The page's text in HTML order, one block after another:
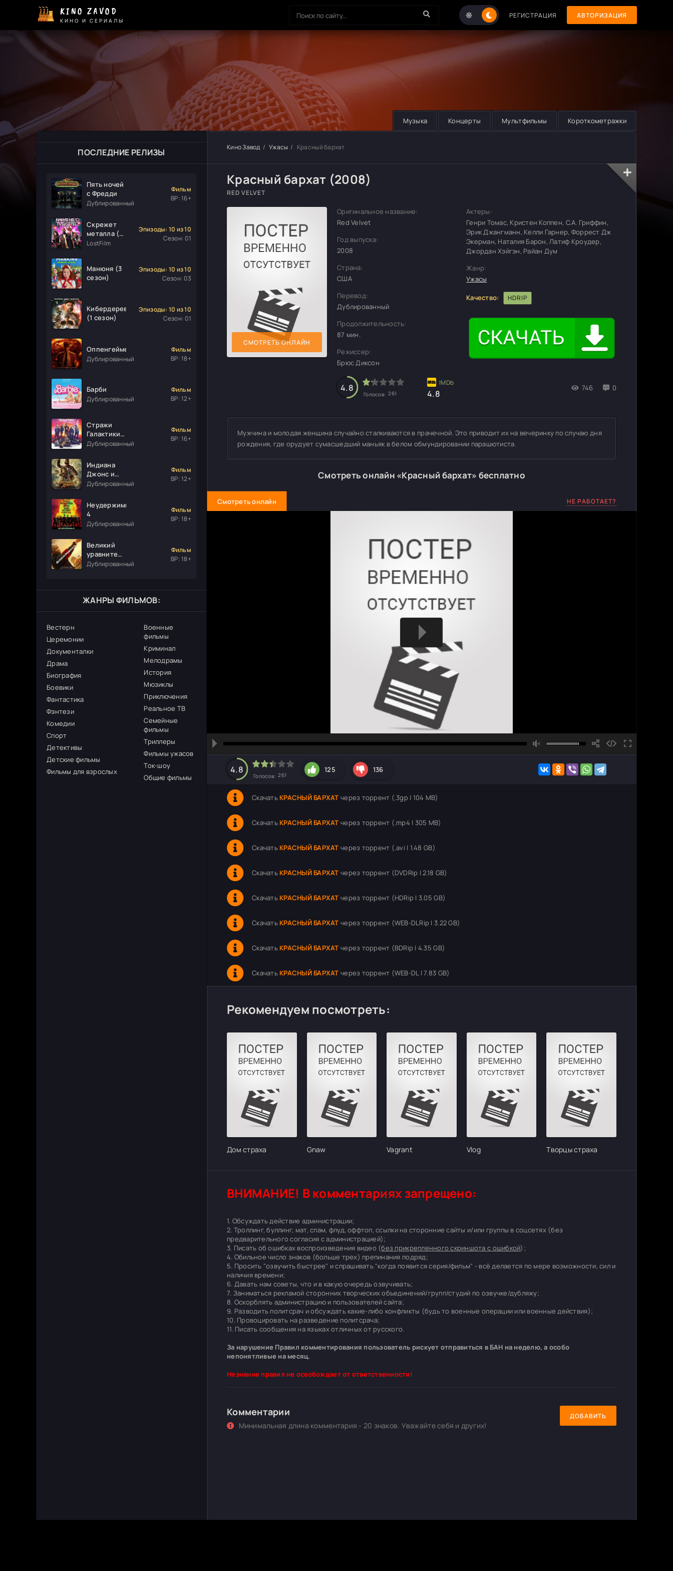
KINO ZAVOD
КИНО И СЕРИАЛЫ
РЕГИСТРАЦИЯ АВТОРИЗАЦИЯ
Музыка Концерты Мультфильмы Короткометражки
ПОСЛЕДНИЕ РЕЛИЗЫ
Пять ночей
с Фредди
Дублированный
Фильм
ВР: 16+
Скрежет
металла (1
сезон)
LostFilm
Эпизоды: 10 из 10
Сезон: 01
Манюня (3
сезон)
Эпизоды: 10 из 10
Сезон: 03
Кибердеревня
(1 сезон)
Эпизоды: 10 из 10
Сезон: 01
Оппенгеймер
Дублированный
Фильм
ВР: 18+
Барби
Дублированный
Фильм
ВР: 12+
Стражи
Галактики.
Часть 3
Дублированный
Фильм
ВР: 16+
Индиана
Джонс и
колесо
Дублированный
Фильм
ВР: 12+
Неудержимые
4
Дублированный
Фильм
ВР: 18+
Великий
уравнитель
3
Дублированный
Фильм
ВР: 18+
ЖАНРЫ ФИЛЬМОВ:
Вестерн
Церемонии
Документалки
Драма
Биография
Боевики
Фантастика
Фэнтези
Комедии
Спорт
Детективы
Детские фильмы
Фильмы для взрослых
Военные
фильмы
Криминал
Мелодрамы
История
Мюзиклы
Приключения
Реальное ТВ
Семейные
фильмы
Триллеры
Фильмы ужасов
Ток-шоу
Общие фильмы
Кино Завод Ужасы Красный бархат
Красный бархат (2008)
RED VELVET
СМОТРЕТЬ ОНЛАЙН
Оригинальное название:
Red Velvet
Год выпуска:
2008
Страна:
США
Перевод:
Дублированный
Продолжительность:
87 мин.
Режиссер:
Брюс Диксон
4.8
Голосов: 261 4.8
746 0
Актеры:
Генри Томас, Кристен Коппен, С.А. Гриффин,
Эрик Джангманн, Келли Гарнер, Форрест Дж
Экерман, Наталия Барон, Латиф Кроудер,
Джордан Хэйгэн, Райан Дум
Жанр:
Ужасы
Качество: HDRIP
Мужчина и молодая женщина случайно сталкиваются в прачечной. Это приводит их на вечеринку по случаю дня
рождения, где орудует сумасшедший маньяк в белом обмундировании парашютиста.
Смотреть онлайн «Красный бархат» бесплатно
Смотреть онлайн НЕ РАБОТАЕТ?
hd2160
hd1440
highres
hd1080
hd720
large
medium
small
tiny
4.8
Голосов: 261
125 136
Скачать КРАСНЫЙ БАРХАТ через торрент (.3gp | 104 MB)
Скачать КРАСНЫЙ БАРХАТ через торрент (.mp4 | 305 MB)
Скачать КРАСНЫЙ БАРХАТ через торрент (.avi | 1.48 GB)
Скачать КРАСНЫЙ БАРХАТ через торрент (DVDRip | 2.18 GB)
Скачать КРАСНЫЙ БАРХАТ через торрент (HDRip | 3.05 GB)
Скачать КРАСНЫЙ БАРХАТ через торрент (WEB-DLRip | 3.22 GB)
Скачать КРАСНЫЙ БАРХАТ через торрент (BDRip | 4.35 GB)
Скачать КРАСНЫЙ БАРХАТ через торрент (WEB-DL | 7.83 GB)
Рекомендуем посмотреть:
Дом страха Gnaw Vagrant Vlog Творцы страха
ВНИМАНИЕ! В комментариях запрещено:
1. Обсуждать действие администрации;
2. Троллинг, буллинг, мат, спам, флуд, оффтоп, ссылки на сторонние сайты и/или группы в соцсетях (без
предварительного согласия с администрацией);
3. Писать об ошибках воспроизведения видео (без прикрепленного скриншота с ошибкой);
4. Обильное число знаков (больше трех) препинания подряд;
5. Просить "озвучить быстрее" и спрашивать "когда появится серия/фильм" - всё делается по мере возможности, сил и
наличия времени;
6. Давать нам советы, что и в какую очередь озвучивать;
7. Заниматься рекламой сторонних творческих объединений/групп/студий по озвучке/дубляжу;
8. Оскорблять администрацию и пользователей сайта;
9. Разводить политсрач и обсуждать какие-либо конфликты (будь то военные операции или военные действия);
10. Провоцировать на разведение политсрача;
11. Писать сообщения на языках отличных от русского.
За нарушение Правил комментирования пользователь рискует отправиться в БАН на неделю, а особо
непонятливые на месяц.
Незнание правил не освобождает от ответственности!
Комментарии
Минимальная длина комментария - 20 знаков. Уважайте себя и других!
ДОБАВИТЬ